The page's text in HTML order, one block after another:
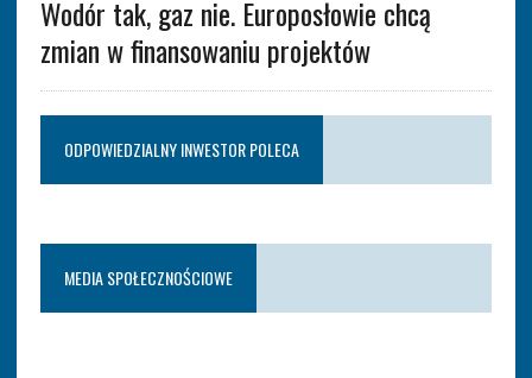
Wodór tak, gaz nie. Europosłowie chcą
zmian w finansowaniu projektów
ODPOWIEDZIALNY INWESTOR POLECA
MEDIA SPOŁECZNOŚCIOWE